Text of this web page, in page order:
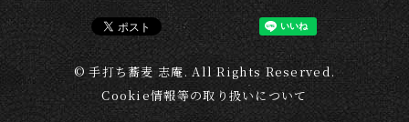
© 手打ち蕎麦 志庵. All Rights Reserved.
Cookie情報等の取り扱いについて